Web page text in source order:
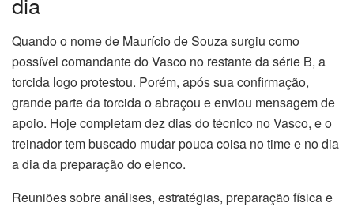
Quando o nome de Maurício de Souza surgiu como
possível comandante do Vasco no restante da série B, a
torcida logo protestou. Porém, após sua confirmação,
grande parte da torcida o abraçou e enviou mensagem de
apoio. Hoje completam dez dias do técnico no Vasco, e o
treinador tem buscado mudar pouca coisa no time e no dia
a dia da preparação do elenco.
Reuniões sobre análises, estratégias, preparação física e